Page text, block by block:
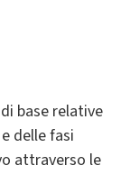
base relative
delle fasi
attraverso le